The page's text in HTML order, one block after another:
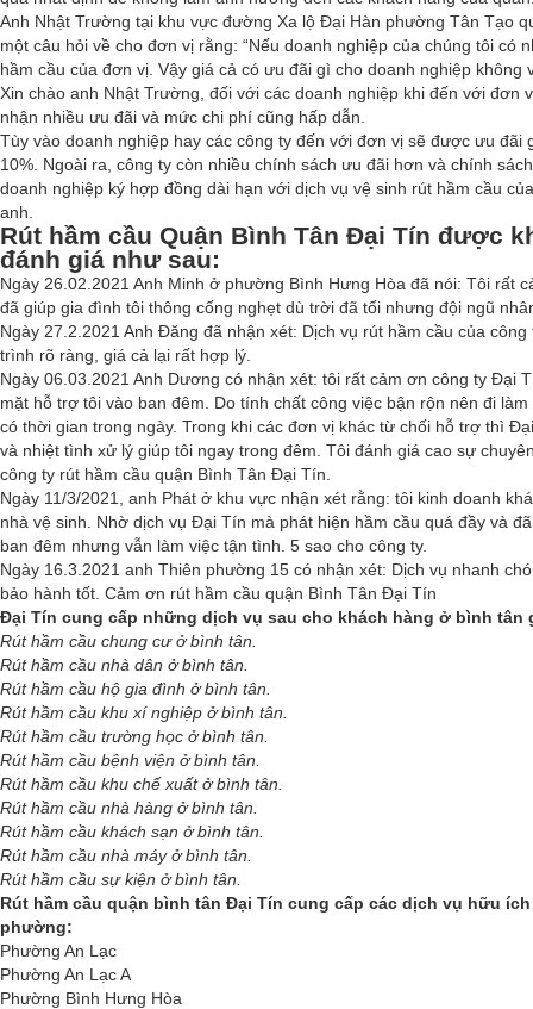
Anh Nhật Trường tại khu vực đường Xa lộ Đại Hàn phường Tân Tạo
một câu hỏi về cho đơn vị rằng: “Nếu doanh nghiệp của chúng tôi có
hầm cầu của đơn vị. Vậy giá cả có ưu đãi gì cho doanh nghiệp không
Xin chào anh Nhật Trường, đối với các doanh nghiệp khi đến với đơn
nhận nhiều ưu đãi và mức chi phí cũng hấp dẫn.
Tùy vào doanh nghiệp hay các công ty đến với đơn vị sẽ được ưu đãi
10%. Ngoài ra, công ty còn nhiều chính sách ưu đãi hơn và chính
doanh nghiệp ký hợp đồng dài hạn với dịch vụ vệ sinh rút hầm cầu
anh.
Rút hầm cầu Quận Bình Tân Đại Tín được
đánh giá như sau:
Ngày 26.02.2021 Anh Minh ở phường Bình Hưng Hòa đã nói: Tôi rất
đã giúp gia đình tôi thông cống nghẹt dù trời đã tối nhưng đội ngũ
Ngày 27.2.2021 Anh Đăng đã nhận xét: Dịch vụ rút hầm cầu của
trình rõ ràng, giá cả lại rất hợp lý.
Ngày 06.03.2021 Anh Dương có nhận xét: tôi rất cảm ơn công ty Đại
mặt hỗ trợ tôi vào ban đêm. Do tính chất công việc bận rộn nên đi
có thời gian trong ngày. Trong khi các đơn vị khác từ chối hỗ trợ thì
và nhiệt tình xử lý giúp tôi ngay trong đêm. Tôi đánh giá cao sự
công ty rút hầm cầu quận Bình Tân Đại Tín.
Ngày 11/3/2021, anh Phát ở khu vực nhận xét rằng: tôi kinh doanh
nhà vệ sinh. Nhờ dịch vụ Đại Tín mà phát hiện hầm cầu quá đầy và
ban đêm nhưng vẫn làm việc tận tình. 5 sao cho công ty.
Ngày 16.3.2021 anh Thiên phường 15 có nhận xét: Dịch vụ nhanh
bảo hành tốt. Cảm ơn rút hầm cầu quận Bình Tân Đại Tín
Đại Tín cung cấp những dịch vụ sau cho khách hàng ở bình tân
Rút hầm cầu chung cư ở bình tân.
Rút hầm cầu nhà dân ở bình tân.
Rút hầm cầu hộ gia đình ở bình tân.
Rút hầm cầu khu xí nghiệp ở bình tân.
Rút hầm cầu trường học ở bình tân.
Rút hầm cầu bệnh viện ở bình tân.
Rút hầm cầu khu chế xuất ở bình tân.
Rút hầm cầu nhà hàng ở bình tân.
Rút hầm cầu khách sạn ở bình tân.
Rút hầm cầu nhà máy ở bình tân.
Rút hầm cầu sự kiện ở bình tân.
Rút hầm cầu quận bình tân Đại Tín cung cấp các dịch vụ hữu
phường:
Phường An Lạc
Phường An Lạc A
Phường Bình Hưng Hòa